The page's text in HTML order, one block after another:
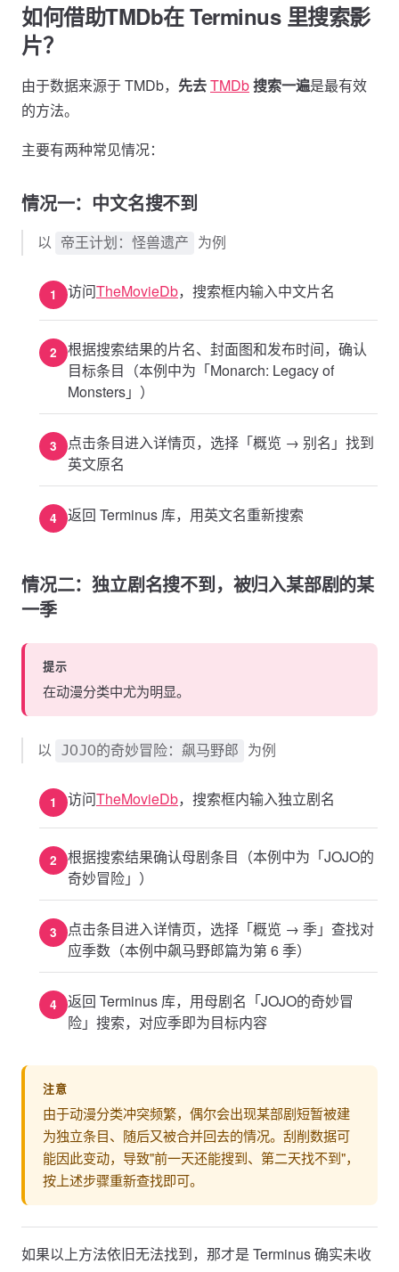
如何借助TMDb在 Terminus 里搜索影
片？
由于数据来源于 TMDb， 先去TMDb搜索一遍是最有效
的方法。
主要有两种常见情况：
情况一：中文名搜不到
以 帝王计划：怪兽遗产 为例
访问TheMovieDb，搜索框内输入中文片名
根据搜索结果的片名、封面图和发布时间，确认
目标条目（本例中为「Monarch: Legacy of
Monsters」）
点击条目进入详情页，选择「概览 → 别名」找到
英文原名
返回 Terminus 库，用英文名重新搜索
情况二：独立剧名搜不到，被归入某部剧的某
一季
提示
在动漫分类中尤为明显。
以 JOJO的奇妙冒险：飙马野郎 为例
访问TheMovieDb，搜索框内输入独立剧名
根据搜索结果确认母剧条目（本例中为「JOJO的
奇妙冒险」）
点击条目进入详情页，选择「概览 → 季」查找对
应季数（本例中飙马野郎篇为第 6 季）
返回 Terminus 库，用母剧名「JOJO的奇妙冒
险」搜索，对应季即为目标内容
注意
由于动漫分类冲突频繁，偶尔会出现某部剧短暂被建
为独立条目、随后又被合并回去的情况。刮削数据可
能因此变动，导致"前一天还能搜到、第二天找不到"，
按上述步骤重新查找即可。
如果以上方法依旧无法找到，那才是 Terminus 确实未收